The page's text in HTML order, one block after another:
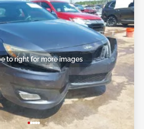
to right for more images